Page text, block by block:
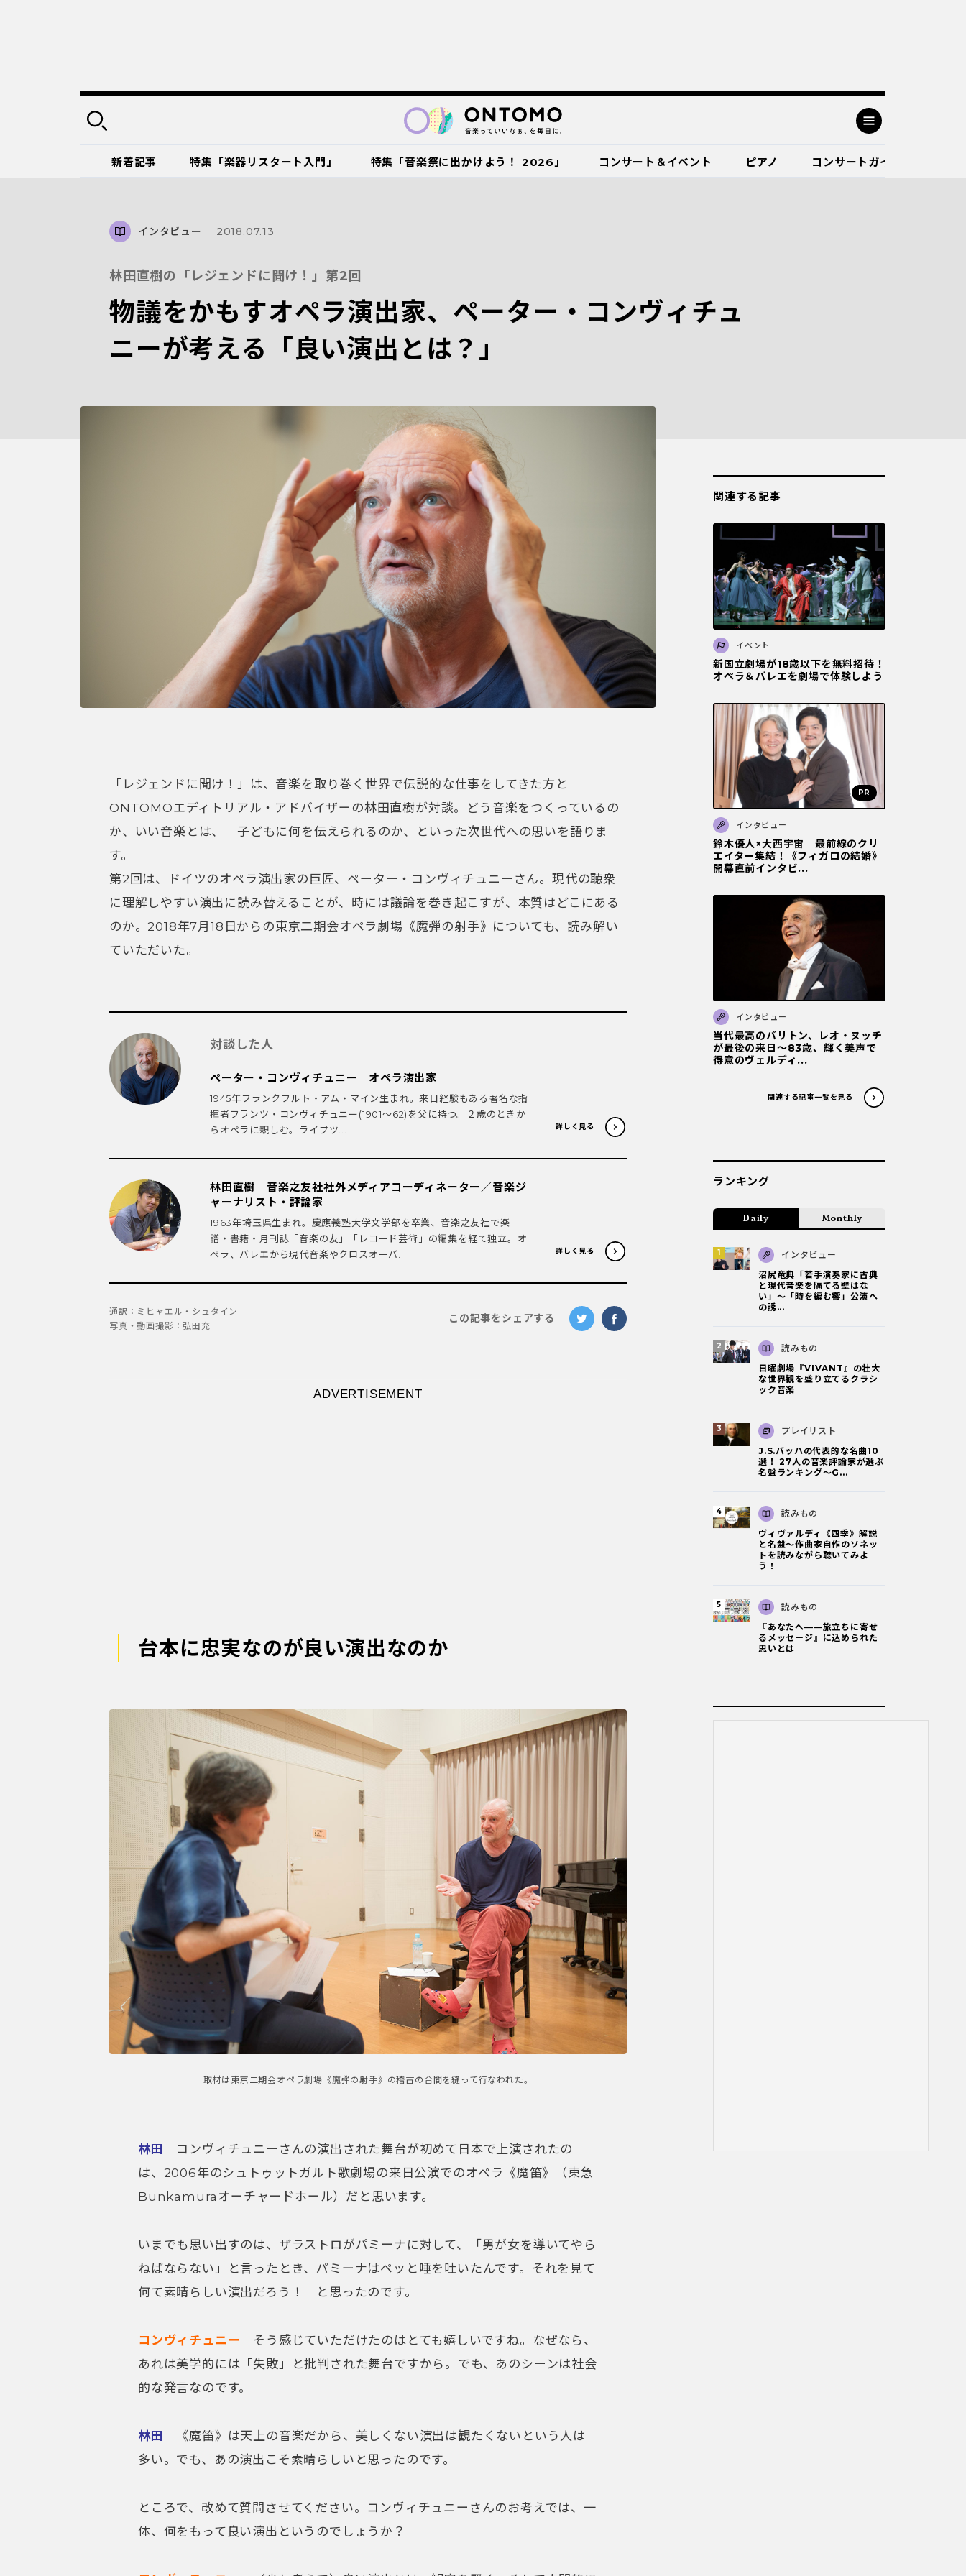
新着記事 特集「楽器リスタート入門」 特集「音楽祭に出かけよう！ 2026」 コンサート＆イベント ピアノ コンサートガイド
インタビュー 2018.07.13
林田直樹の「レジェンドに聞け！」第2回
物議をかもすオペラ演出家、ペーター・コンヴィチュ
ニーが考える「良い演出とは？」
「レジェンドに聞け！」は、音楽を取り巻く世界で伝説的な仕事をしてきた方と
ONTOMOエディトリアル・アドバイザーの林田直樹が対談。どう音楽をつくっているの
か、いい音楽とは、 子どもに何を伝えられるのか、といった次世代への思いを語りま
す。
第2回は、ドイツのオペラ演出家の巨匠、ペーター・コンヴィチュニーさん。現代の聴衆
に理解しやすい演出に読み替えることが、時には議論を巻き起こすが、本質はどこにある
のか。2018年7月18日からの東京二期会オペラ劇場《魔弾の射手》についても、読み解い
ていただいた。
対談した人
ペーター・コンヴィチュニー オペラ演出家
1945年フランクフルト・アム・マイン生まれ。来日経験もある著名な指
揮者フランツ・コンヴィチュニー(1901～62)を父に持つ。２歳のときか
らオペラに親しむ。ライプツ...
詳しく見る
林田直樹 音楽之友社社外メディアコーディネーター／音楽ジ
ャーナリスト・評論家
1963年埼玉県生まれ。慶應義塾大学文学部を卒業、音楽之友社で楽
譜・書籍・月刊誌「音楽の友」「レコード芸術」の編集を経て独立。オ
ペラ、バレエから現代音楽やクロスオーバ...
詳しく見る
通訳：ミヒャエル・シュタイン
写真・動画撮影：弘田充
この記事をシェアする
ADVERTISEMENT
台本に忠実なのが良い演出なのか
取材は東京二期会オペラ劇場《魔弾の射手》の稽古の合間を縫って行なわれた。
林田
コンヴィチュニーさんの演出された舞台が初めて日本で上演されたの
は、2006年のシュトゥットガルト歌劇場の来日公演でのオペラ《魔笛》（東急
Bunkamuraオーチャードホール）だと思います。
いまでも思い出すのは、ザラストロがパミーナに対して、「男が女を導いてやら
ねばならない」と言ったとき、パミーナはペッと唾を吐いたんです。それを見て
何て素晴らしい演出だろう！ と思ったのです。
コンヴィチュニー
そう感じていただけたのはとても嬉しいですね。なぜなら、
あれは美学的には「失敗」と批判された舞台ですから。でも、あのシーンは社会
的な発言なのです。
林田
《魔笛》は天上の音楽だから、美しくない演出は観たくないという人は
多い。でも、あの演出こそ素晴らしいと思ったのです。
ところで、改めて質問させてください。コンヴィチュニーさんのお考えでは、一
体、何をもって良い演出というのでしょうか？
関連する記事
イベント
新国立劇場が18歳以下を無料招待！
オペラ＆バレエを劇場で体験しよう
インタビュー
鈴木優人×大西宇宙 最前線のクリ
エイター集結！《フィガロの結婚》
開幕直前インタビ...
インタビュー
当代最高のバリトン、レオ・ヌッチ
が最後の来日～83歳、輝く美声で
得意のヴェルディ...
関連する記事一覧を見る
ランキング
Daily Monthly
インタビュー
沼尻竜典「若手演奏家に古典
と現代音楽を隔てる壁はな
い」～「時を編む響」公演へ
の誘...
読みもの
日曜劇場『VIVANT』の壮大
な世界観を盛り立てるクラシ
ック音楽
プレイリスト
J.S.バッハの代表的な名曲10
選！ 27人の音楽評論家が選ぶ
名盤ランキング〜G...
読みもの
ヴィヴァルディ《四季》解説
と名盤～作曲家自作のソネッ
トを読みながら聴いてみよ
う！
読みもの
『あなたへ――旅立ちに寄せ
るメッセージ』に込められた
思いとは